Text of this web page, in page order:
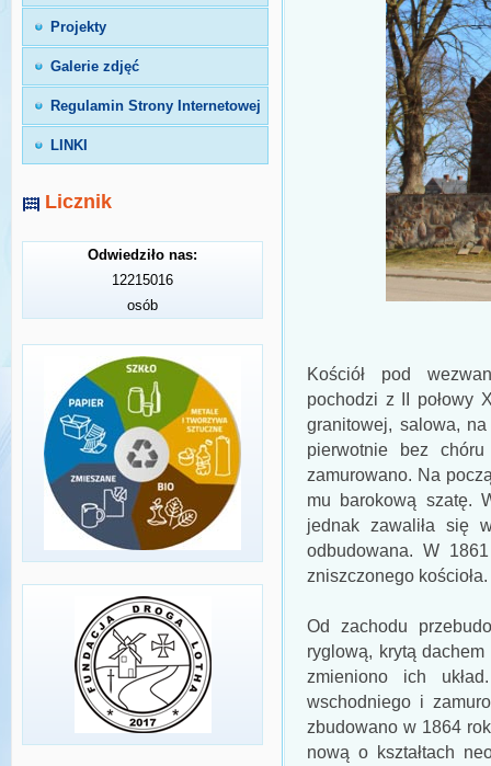
Projekty
Galerie zdjęć
Regulamin Strony Internetowej
LINKI
Licznik
Odwiedziło nas:
12215016
osób
Kościół pod
pochodzi z II połowy
granitowej, salowa,
pierwotnie bez
zamurowano. Na
mu barokową szatę.
jednak zawaliła się
odbudowana. W
zniszczonego kościoła.
Od zachodu
ryglową, krytą
zmieniono ich
wschodniego i
zbudowano w 1864
nową o kształtach